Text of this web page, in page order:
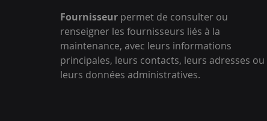
Fournisseur permet de consulter ou
renseigner les fournisseurs liés à la
maintenance, avec leurs informations
principales, leurs contacts, leurs adresses ou
leurs données administratives.